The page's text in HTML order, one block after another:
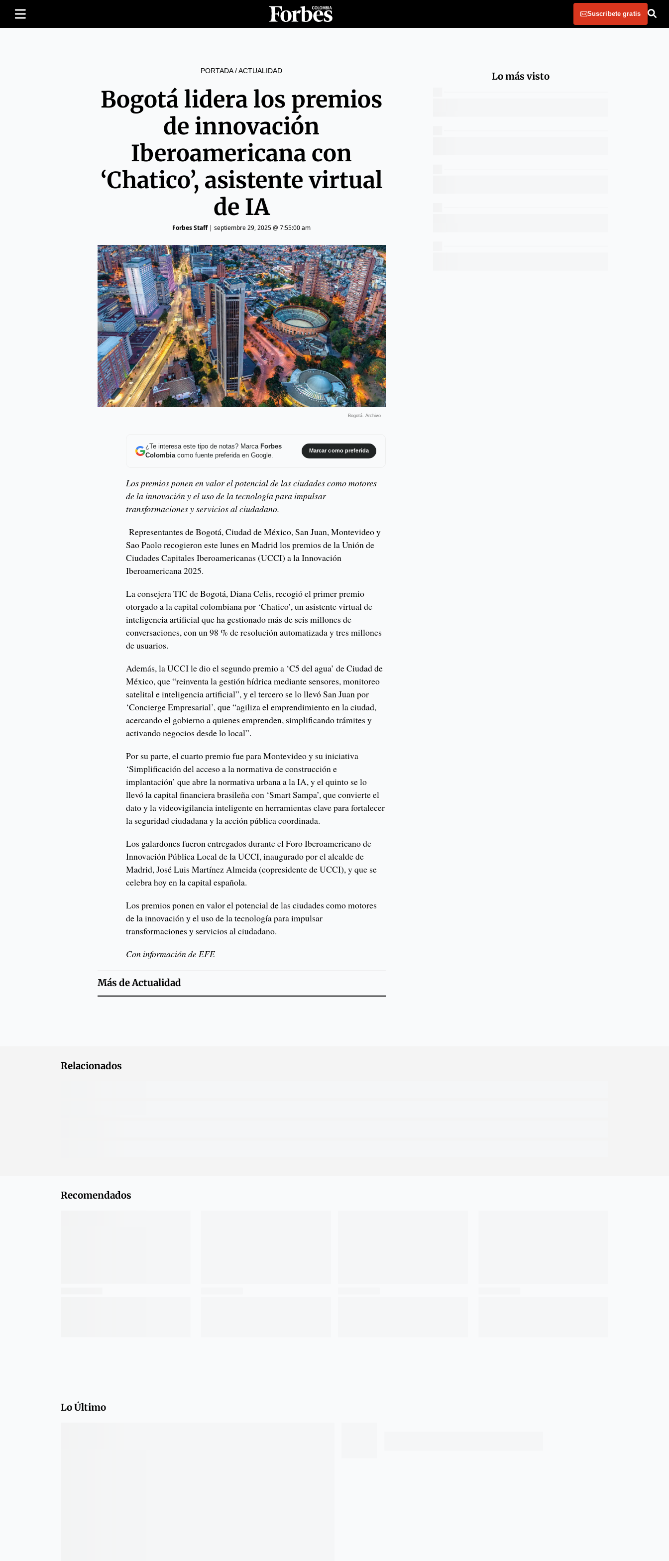
Suscribete gratis
PORTADA/ACTUALIDAD
Bogotá lidera los premios
de innovación
Iberoamericana con
‘Chatico’, asistente virtual
de IA
Forbes Staff| septiembre 29, 2025 @ 7:55:00 am
Bogotá. Archivo
¿Te interesa este tipo de notas? Marca Forbes
Colombiacomo fuente preferida en Google.
Marcar como preferida
Los premios ponen en valor el potencial de las ciudades como motores
de la innovación y el uso de la tecnología para impulsar
transformaciones y servicios al ciudadano.
Representantes de Bogotá, Ciudad de México, San Juan, Montevideo y
Sao Paolo recogieron este lunes en Madrid los premios de la Unión de
Ciudades Capitales Iberoamericanas (UCCI) a la Innovación
Iberoamericana 2025.
La consejera TIC de Bogotá, Diana Celis, recogió el primer premio
otorgado a la capital colombiana por ‘Chatico’, un asistente virtual de
inteligencia artificial que ha gestionado más de seis millones de
conversaciones, con un 98 % de resolución automatizada y tres millones
de usuarios.
Además, la UCCI le dio el segundo premio a ‘C5 del agua’ de Ciudad de
México, que “reinventa la gestión hídrica mediante sensores, monitoreo
satelital e inteligencia artificial”, y el tercero se lo llevó San Juan por
‘Concierge Empresarial’, que “agiliza el emprendimiento en la ciudad,
acercando el gobierno a quienes emprenden, simplificando trámites y
activando negocios desde lo local”.
Por su parte, el cuarto premio fue para Montevideo y su iniciativa
‘Simplificación del acceso a la normativa de construcción e
implantación’ que abre la normativa urbana a la IA, y el quinto se lo
llevó la capital financiera brasileña con ‘Smart Sampa’, que convierte el
dato y la videovigilancia inteligente en herramientas clave para fortalecer
la seguridad ciudadana y la acción pública coordinada.
Los galardones fueron entregados durante el Foro Iberoamericano de
Innovación Pública Local de la UCCI, inaugurado por el alcalde de
Madrid, José Luis Martínez Almeida (copresidente de UCCI), y que se
celebra hoy en la capital española.
Los premios ponen en valor el potencial de las ciudades como motores
de la innovación y el uso de la tecnología para impulsar
transformaciones y servicios al ciudadano.
Con información de EFE
Más deActualidad
Lo más visto
Relacionados
Recomendados
Lo Último